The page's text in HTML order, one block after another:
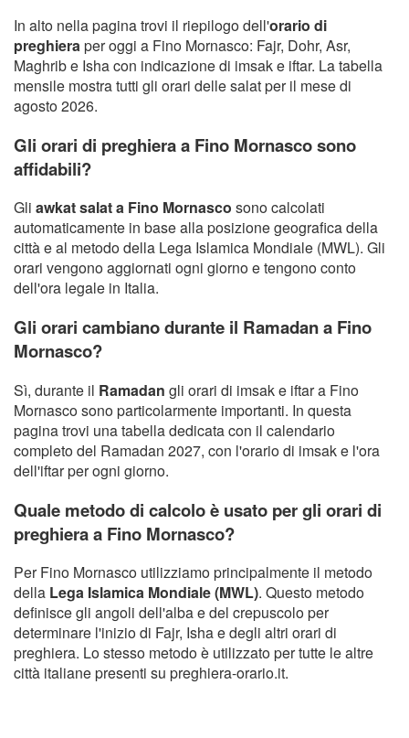
In alto nella pagina trovi il riepilogo dell'orario di
preghieraper oggi a Fino Mornasco: Fajr, Dohr, Asr,
Maghrib e Isha con indicazione di imsak e iftar. La tabella
mensile mostra tutti gli orari delle salat per il mese di
agosto 2026.
Gli orari di preghiera a Fino Mornasco sono
affidabili?
Gli awkat salat a Fino Mornasco sono calcolati
automaticamente in base alla posizione geografica della
città e al metodo della Lega Islamica Mondiale (MWL). Gli
orari vengono aggiornati ogni giorno e tengono conto
dell'ora legale in Italia.
Gli orari cambiano durante il Ramadan a Fino
Mornasco?
Sì, durante il Ramadan gli orari di imsak e iftar a Fino
Mornasco sono particolarmente importanti. In questa
pagina trovi una tabella dedicata con il calendario
completo del Ramadan 2027, con l'orario di imsak e l'ora
dell'iftar per ogni giorno.
Quale metodo di calcolo è usato per gli orari di
preghiera a Fino Mornasco?
Per Fino Mornasco utilizziamo principalmente il metodo
della Lega Islamica Mondiale (MWL). Questo metodo
definisce gli angoli dell'alba e del crepuscolo per
determinare l'inizio di Fajr, Isha e degli altri orari di
preghiera. Lo stesso metodo è utilizzato per tutte le altre
città italiane presenti su preghiera-orario.it.